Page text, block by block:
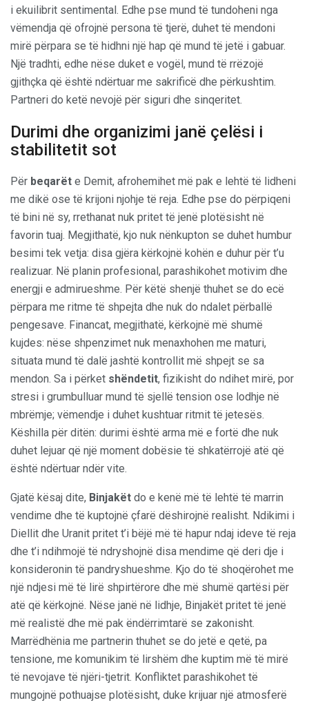
i ekuilibrit sentimental. Edhe pse mund të tundoheni nga
vëmendja që ofrojnë persona të tjerë, duhet të mendoni
mirë përpara se të hidhni një hap që mund të jetë i gabuar.
Një tradhti, edhe nëse duket e vogël, mund të rrëzojë
gjithçka që është ndërtuar me sakrificë dhe përkushtim.
Partneri do ketë nevojë për siguri dhe sinqeritet.
Durimi dhe organizimi janë çelësi i
stabilitetit sot
Për beqarët e Demit, afrohemihet më pak e lehtë të lidheni
me dikë ose të krijoni njohje të reja. Edhe pse do përpiqeni
të bini në sy, rrethanat nuk pritet të jenë plotësisht në
favorin tuaj. Megjithatë, kjo nuk nënkupton se duhet humbur
besimi tek vetja: disa gjëra kërkojnë kohën e duhur për t’u
realizuar. Në planin profesional, parashikohet motivim dhe
energji e admirueshme. Për këtë shenjë thuhet se do ecë
përpara me ritme të shpejta dhe nuk do ndalet përballë
pengesave. Financat, megjithatë, kërkojnë më shumë
kujdes: nëse shpenzimet nuk menaxhohen me maturi,
situata mund të dalë jashtë kontrollit më shpejt se sa
mendon. Sa i përket shëndetit, fizikisht do ndihet mirë, por
stresi i grumbulluar mund të sjellë tension ose lodhje në
mbrëmje; vëmendje i duhet kushtuar ritmit të jetesës.
Këshilla për ditën: durimi është arma më e fortë dhe nuk
duhet lejuar që një moment dobësie të shkatërrojë atë që
është ndërtuar ndër vite.
Gjatë kësaj dite, Binjakët do e kenë më të lehtë të marrin
vendime dhe të kuptojnë çfarë dëshirojnë realisht. Ndikimi i
Diellit dhe Uranit pritet t’i bëjë më të hapur ndaj ideve të reja
dhe t’i ndihmojë të ndryshojnë disa mendime që deri dje i
konsideronin të pandryshueshme. Kjo do të shoqërohet me
një ndjesi më të lirë shpirtërore dhe më shumë qartësi për
atë që kërkojnë. Nëse janë në lidhje, Binjakët pritet të jenë
më realistë dhe më pak ëndërrimtarë se zakonisht.
Marrëdhënia me partnerin thuhet se do jetë e qetë, pa
tensione, me komunikim të lirshëm dhe kuptim më të mirë
të nevojave të njëri-tjetrit. Konfliktet parashikohet të
mungojnë pothuajse plotësisht, duke krijuar një atmosferë